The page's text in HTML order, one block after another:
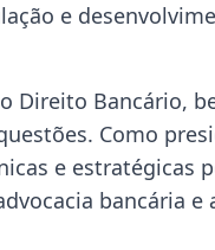
e
Direito Bancário,
Como
e estratégicas
bancária